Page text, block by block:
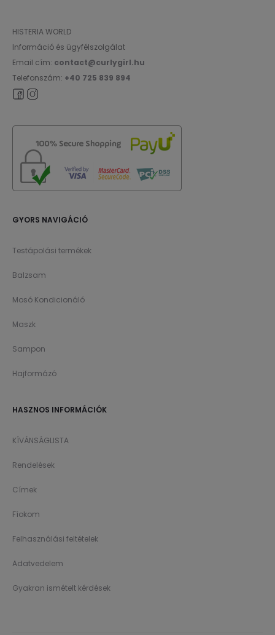
HISTERIA WORLD
Információ és ügyfélszolgálat
Email cím: contact@curlygirl.hu
Telefonszám: +40 725 839 894
GYORS NAVIGÁCIÓ
Testápolási termékek
Balzsam
Mosó Kondicionáló
Maszk
Sampon
Hajformázó
HASZNOS INFORMÁCIÓK
KÍVÁNSÁGLISTA
Rendelések
Címek
Fíokom
Felhasználási feltételek
Adatvedelem
Gyakran ismételt kérdések